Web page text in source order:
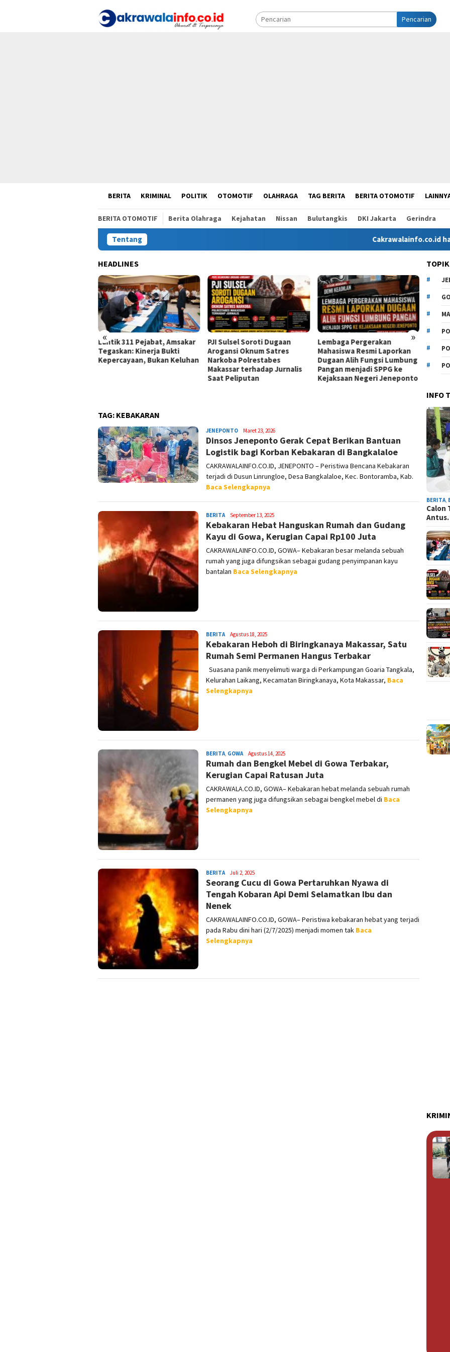
Pencarian
HOMEBERITA KRIMINAL POLITIK OTOMOTIF OLAHRAGA TAG BERITA BERITA OTOMOTIF
BERITA OTOMOTIF Berita Olahraga Kejahatan Nissan Bulutangkis DKI Jakarta Gerindra
Tentang Cakrawalainfo.co.id hadir
HEADLINES
« »
Lantik 311 Pejabat, Amsakar
Tegaskan: Kinerja Bukti
Kepercayaan, Bukan Keluhan
PJI Sulsel Soroti Dugaan
Arogansi Oknum Satres
Narkoba Polrestabes
Makassar terhadap Jurnalis
Saat Peliputan
Lembaga Pergerakan
Mahasiswa Resmi Laporkan
Dugaan Alih Fungsi Lumbung
Pangan menjadi SPPG ke
Kejaksaan Negeri Jeneponto
TAG: KEBAKARAN
JENEPONTO Syamsuddin
Malik
Maret 23, 2026
Dinsos Jeneponto Gerak Cepat Berikan Bantuan
Logistik bagi Korban Kebakaran di Bangkalaloe
CAKRAWALAINFO.CO.ID, JENEPONTO – Peristiwa Bencana Kebakaran
terjadi di Dusun Linrungloe, Desa Bangkalaloe, Kec. Bontoramba, Kab.
Baca Selengkapnya
BERITASyamsuddin
Malik
September 13, 2025
Kebakaran Hebat Hanguskan Rumah dan Gudang
Kayu di Gowa, Kerugian Capai Rp100 Juta
CAKRAWALAINFO.CO.ID, GOWA– Kebakaran besar melanda sebuah
rumah yang juga difungsikan sebagai gudang penyimpanan kayu
bantalan Baca Selengkapnya
BERITASyamsuddin
Malik
Agustus 18, 2025
Kebakaran Heboh di Biringkanaya Makassar, Satu
Rumah Semi Permanen Hangus Terbakar
Suasana panik menyelimuti warga di Perkampungan Goaria Tangkala,
Kelurahan Laikang, Kecamatan Biringkanaya, Kota Makassar, Baca
Selengkapnya
BERITA, GOWASyamsuddin
Malik
Agustus 14, 2025
Rumah dan Bengkel Mebel di Gowa Terbakar,
Kerugian Capai Ratusan Juta
CAKRAWALA.CO.ID, GOWA– Kebakaran hebat melanda sebuah rumah
permanen yang juga difungsikan sebagai bengkel mebel di Baca
Selengkapnya
BERITASyamsuddin
Malik
Juli 2, 2025
Seorang Cucu di Gowa Pertaruhkan Nyawa di
Tengah Kobaran Api Demi Selamatkan Ibu dan
Nenek
CAKRAWALAINFO.CO.ID, GOWA– Peristiwa kebakaran hebat yang terjadi
pada Rabu dini hari (2/7/2025) menjadi momen tak Baca
Selengkapnya
INFO
BERITA
Calon